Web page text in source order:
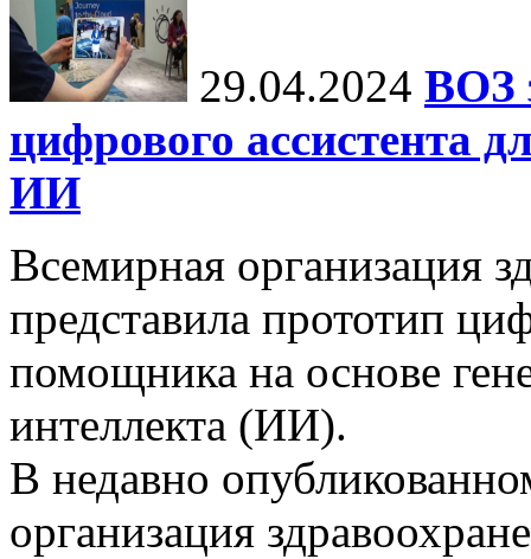
29.04.2024 ВОЗ
цифрового ассистента
ИИ
Всемирная организация
представила прототип
помощника на основе
интеллекта (ИИ).
В недавно
организация